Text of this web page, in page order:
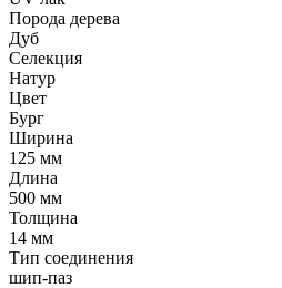
Порода дерева
Дуб
Селекция
Натур
Цвет
Бург
Ширина
125 мм
Длина
500 мм
Толщина
14 мм
Тип соединения
шип-паз